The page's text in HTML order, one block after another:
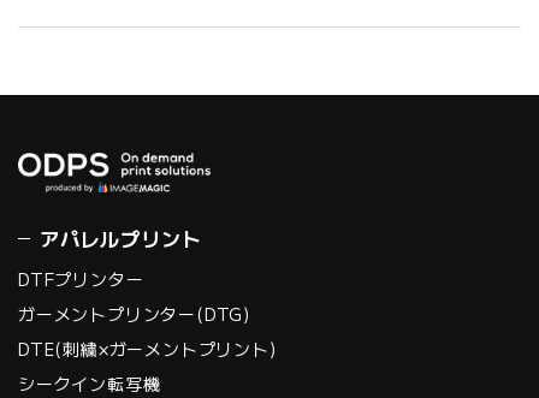
アパレルプリント
DTFプリンター
ガーメントプリンター(DTG)
DTE(刺繍×ガーメントプリント)
シークイン転写機